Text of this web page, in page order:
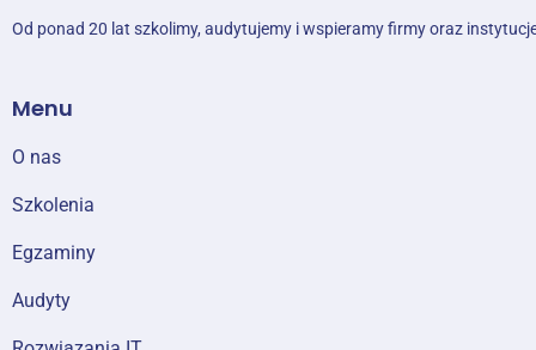
Od ponad 20 lat szkolimy, audytujemy i wspieramy firmy oraz
Menu
O nas
Szkolenia
Egzaminy
Audyty